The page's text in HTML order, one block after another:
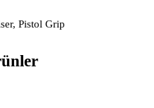
Pistol Grip